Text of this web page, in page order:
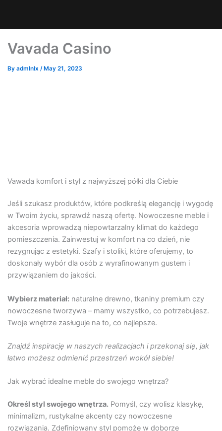
Vavada Casino
By admlnlx / May 21, 2023
Vawada komfort i styl z najwyższej półki dla Ciebie
Jeśli szukasz produktów, które podkreślą elegancję i wygodę
w Twoim życiu, sprawdź naszą ofertę. Nowoczesne meble i
akcesoria wprowadzą niepowtarzalny klimat do każdego
pomieszczenia. Zainwestuj w komfort na co dzień, nie
rezygnując z estetyki. Szafy i stoliki, które oferujemy, to
doskonały wybór dla osób z wyrafinowanym gustem i
przywiązaniem do jakości.
Wybierz materiał:naturalne drewno, tkaniny premium czy
nowoczesne tworzywa – mamy wszystko, co potrzebujesz.
Twoje wnętrze zasługuje na to, co najlepsze.
Znajdź inspirację w naszych realizacjach i przekonaj się, jak
łatwo możesz odmienić przestrzeń wokół siebie!
Jak wybrać idealne meble do swojego wnętrza?
Określ styl swojego wnętrza.Pomyśl, czy wolisz klasykę,
minimalizm, rustykalne akcenty czy nowoczesne
rozwiązania. Zdefiniowany styl pomoże w doborze